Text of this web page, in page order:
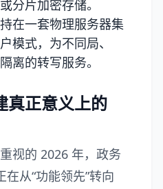
分片加密存储。
在一套物理服务器集
模式，为不同局、
离的转写服务。
真正意义上的
视的 2026 年，政务
从“功能领先”转向